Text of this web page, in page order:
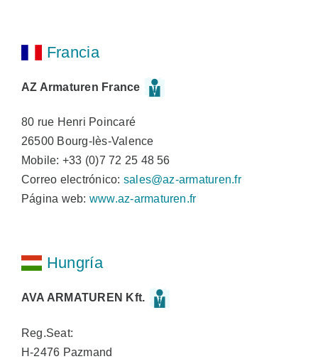
Francia
AZ Armaturen France
80 rue Henri Poincaré
26500 Bourg-lès-Valence
Mobile: +33 (0)7 72 25 48 56
Correo electrónico: sales@az-armaturen.fr
Página web: www.az-armaturen.fr
Hungría
AVA ARMATUREN Kft.
Reg.Seat:
H-2476 Pazmand